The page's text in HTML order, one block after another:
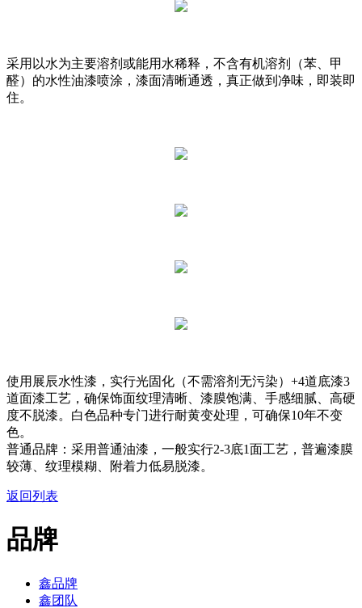
采用以水为主要溶剂或能用水稀释，不含有机溶剂（苯、甲
醛）的水性油漆喷涂，漆面清晰通透，真正做到净味，即装即
住。
使用展辰水性漆，实行光固化（不需溶剂无污染）+4道底漆3
道面漆工艺，确保饰面纹理清晰、漆膜饱满、手感细腻、高硬
度不脱漆。白色品种专门进行耐黄变处理，可确保10年不变
色。
普通品牌：采用普通油漆，一般实行2-3底1面工艺，普遍漆膜
较薄、纹理模糊、附着力低易脱漆。
返回列表
品牌
鑫品牌
鑫团队